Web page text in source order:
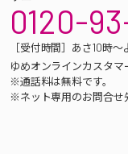
0120-
［受付時間］あさ10時～
ゆめオンラインカスタマ
※通話料は無料です。
※ネット専用のお問合せ